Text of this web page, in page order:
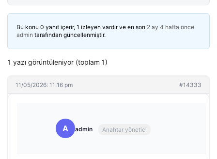
Bu konu 0 yanıt içerir, 1 izleyen vardır ve en son 2 ay 4 hafta önce
admin tarafından güncellenmiştir.
1 yazı görüntüleniyor (toplam 1)
11/05/2026: 11:16 pm #14333
A admin Anahtar yönetici